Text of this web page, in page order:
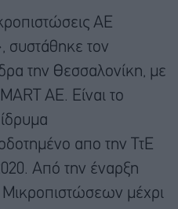
ΑΕ
συστάθηκε τον
την Θεσσαλονίκη, με
AE. Είναι το
απο την ΤτΕ
Από την έναρξη
Μικροπιστώσεων μέχρι